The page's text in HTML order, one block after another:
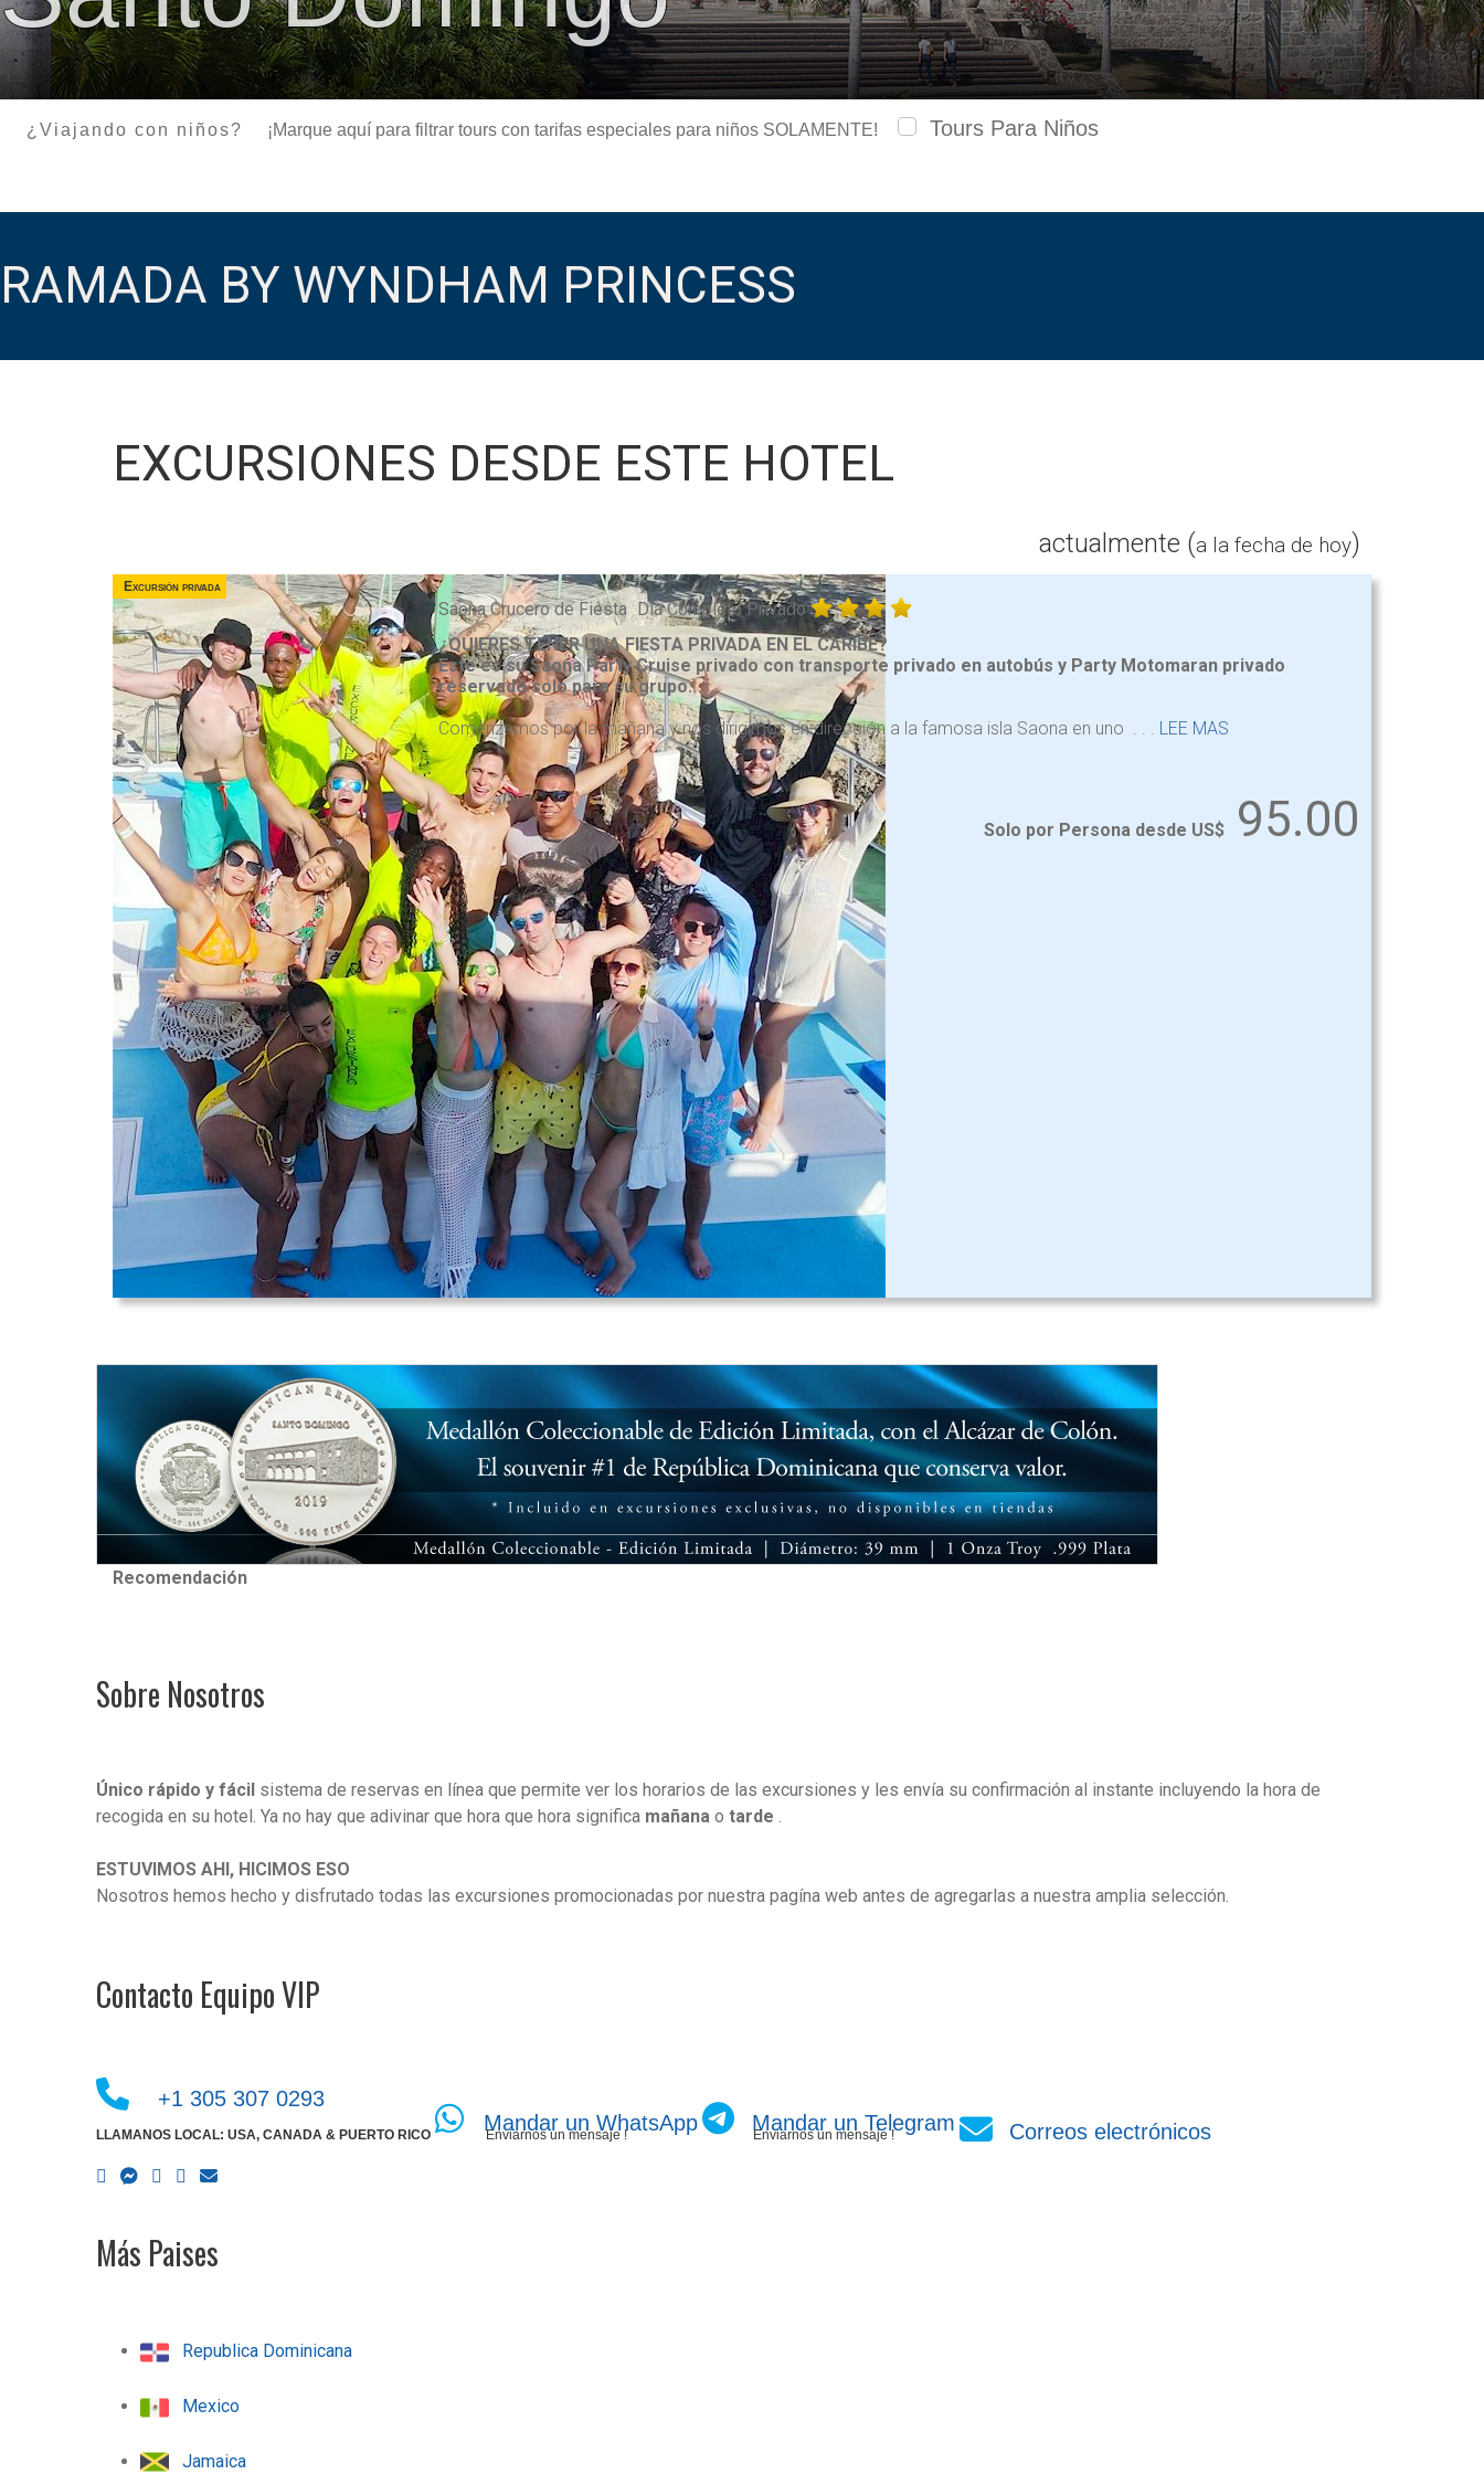
¿Viajando con niños? ¡Marque aquí para filtrar tours con tarifas especiales para niños SOLAMENTE! Tours Para Niños
RAMADA BY WYNDHAM PRINCESS
EXCURSIONES DESDE ESTE HOTEL
actualmente (a la fecha de hoy)
Excursión privada
Saona Crucero de Fiesta Día Completo Privado
¿QUIERES TENER UNA FIESTA PRIVADA EN EL CARIBE?
Este es su Saona Party Cruise privado con transporte privado en autobús y Party Motomaran privado
reservado solo para su grupo.
Comenzamos por la mañana y nos dirigimos en dirección a la famosa isla Saona en uno . . . LEE MAS
Solo por Persona desde US$ 95.00
Recomendación
Sobre Nosotros
Único rápido y fácil sistema de reservas en línea que permite ver los horarios de las excursiones y les envía su confirmación al instante incluyendo la hora de
recogida en su hotel. Ya no hay que adivinar que hora que hora significa mañana o tarde .
ESTUVIMOS AHI, HICIMOS ESO
Nosotros hemos hecho y disfrutado todas las excursiones promocionadas por nuestra pagína web antes de agregarlas a nuestra amplia selección.
Contacto Equipo VIP
+1 305 307 0293
LLAMANOS LOCAL: USA, CANADA & PUERTO RICO Mandar un WhatsApp
Enviarnos un mensaje ! Mandar un Telegram
Enviarnos un mensaje ! Correos electrónicos
Más Paises
Republica Dominicana
Mexico
Jamaica